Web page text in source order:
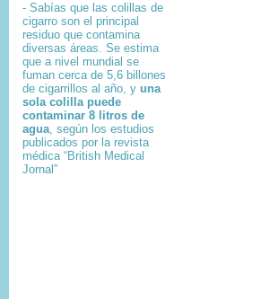
- Sabías que l as colillas de
cigarro son el principal
residuo que contamina
diversas áreas. Se estima
que a nivel mundial se
fuman cerca de 5,6 billones
de cigarrillos al año, y una
sola colilla puede
contaminar 8 litros de
agua, según los estudios
publicados por la revista
médica “British Medical
Jornal”